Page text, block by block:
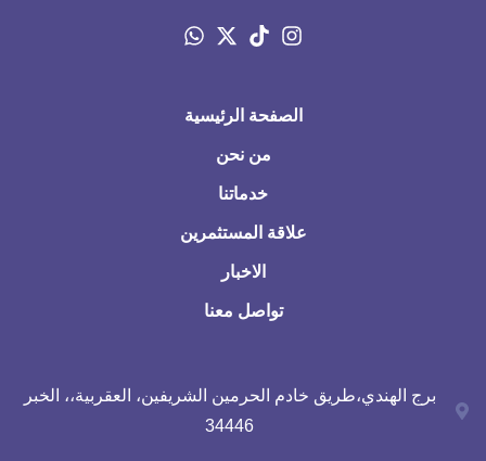
الصفحة الرئيسية
من نحن
خدماتنا
علاقة المستثمرين
الاخبار
تواصل معنا
برج الهندي،طريق خادم الحرمين الشريفين، العقربية،، الخبر
34446